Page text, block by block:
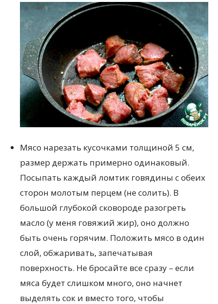
Мясо нарезать кусочками толщиной 5 см,
размер держать примерно одинаковый.
Посыпать каждый ломтик говядины с обеих
сторон молотым перцем (не солить). В
большой глубокой сковороде разогреть
масло (у меня говяжий жир), оно должно
быть очень горячим. Положить мясо в один
слой, обжаривать, запечатывая
поверхность. Не бросайте все сразу – если
мяса будет слишком много, оно начнет
выделять сок и вместо того, чтобы